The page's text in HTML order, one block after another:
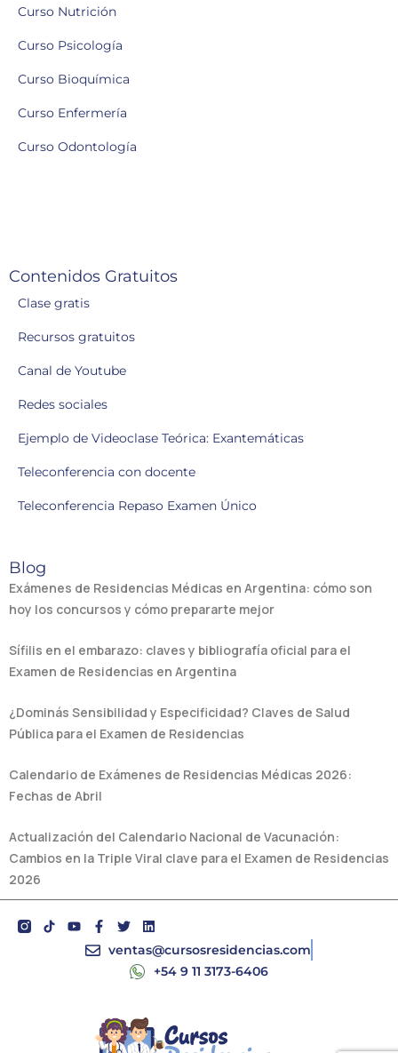
Curso Nutrición
Curso Psicología
Curso Bioquímica
Curso Enfermería
Curso Odontología
Contenidos Gratuitos
Clase gratis
Recursos gratuitos
Canal de Youtube
Redes sociales
Ejemplo de Videoclase Teórica: Exantemáticas
Teleconferencia con docente
Teleconferencia Repaso Examen Único
Blog
Exámenes de Residencias Médicas en Argentina: cómo son
hoy los concursos y cómo prepararte mejor
Sífilis en el embarazo: claves y bibliografía oficial para el
Examen de Residencias en Argentina
¿Dominás Sensibilidad y Especificidad? Claves de Salud
Pública para el Examen de Residencias
Calendario de Exámenes de Residencias Médicas 2026:
Fechas de Abril
Actualización del Calendario Nacional de Vacunación:
Cambios en la Triple Viral clave para el Examen de Residencias
2026
Y
o
F
a
c
k
-
f
T
w
i
L
i
n
e
n
ventas@cursosresidencias.com
+54 9 11 3173-6406